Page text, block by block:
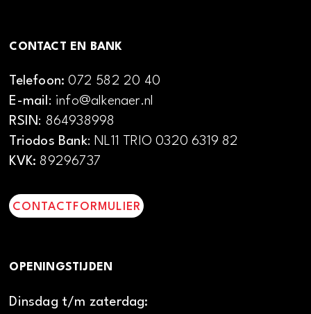
CONTACT EN BANK
Telefoon:072 582 20 40
E-mail: info@alkenaer.nl
RSIN: 864938998
Triodos Bank: NL11 TRIO 0320 6319 82
KVK: 89296737
CONTACTFORMULIER
OPENINGSTIJDEN
Dinsdag t/m zaterdag: